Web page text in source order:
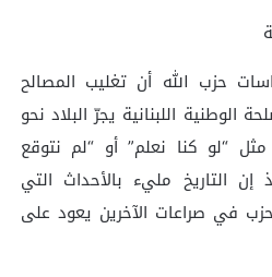
حزب الله أن تغليب المصالح
الوطنية اللبنانية يجرّ البلاد نحو
مثل “لو كنا نعلم” أو “لم نتوقع
إن التاريخ مليء بالأحداث التي
في صراعات الآخرين يعود على